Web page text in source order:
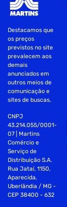
Destacamos que
os preços
previstos no site
prevalecem aos
demais
anunciados em
outros meios de
comunicação e
sites de buscas.
CNPJ
43.214.055/0001-
07 | Martins
Comércio e
Serviço de
Distribuição S.A.
Rua Jataí, 1150,
Aparecida,
Uberlândia / MG -
CEP 38400 - 632